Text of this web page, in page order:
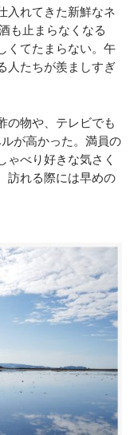
入れてきた新鮮なネ
も止まらなくなる
くてたまらない。午
人たちが羨ましすぎ
の物や、テレビでも
が高かった。満員の
ゃべり好きな気さく
訪れる際には早めの